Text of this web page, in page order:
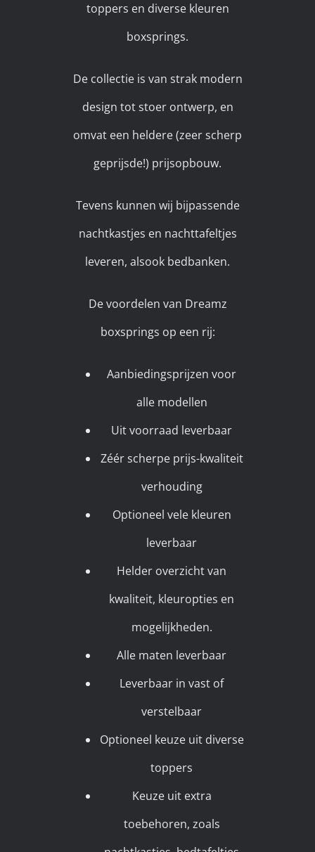
toppers en diverse kleuren
boxsprings.
De collectie is van strak modern
design tot stoer ontwerp, en
omvat een heldere (zeer scherp
geprijsde!) prijsopbouw.
Tevens kunnen wij bijpassende
nachtkastjes en nachttafeltjes
leveren, alsook bedbanken.
De voordelen van Dreamz
boxsprings op een rij:
Aanbiedingsprijzen voor
alle modellen
Uit voorraad leverbaar
Zéér scherpe prijs-kwaliteit
verhouding
Optioneel vele kleuren
leverbaar
Helder overzicht van
kwaliteit, kleuropties en
mogelijkheden.
Alle maten leverbaar
Leverbaar in vast of
verstelbaar
Optioneel keuze uit diverse
toppers
Keuze uit extra
toebehoren, zoals